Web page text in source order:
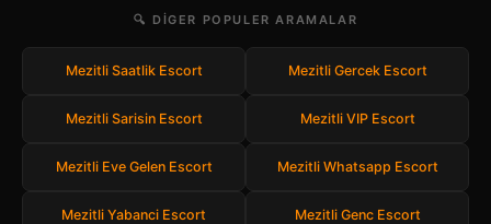
🔍 DIGER POPULER ARAMALAR
Mezitli Saatlik Escort Mezitli Gercek Escort
Mezitli Sarisin Escort Mezitli VIP Escort
Mezitli Eve Gelen Escort Mezitli Whatsapp Escort
Mezitli Yabanci Escort Mezitli Genc Escort